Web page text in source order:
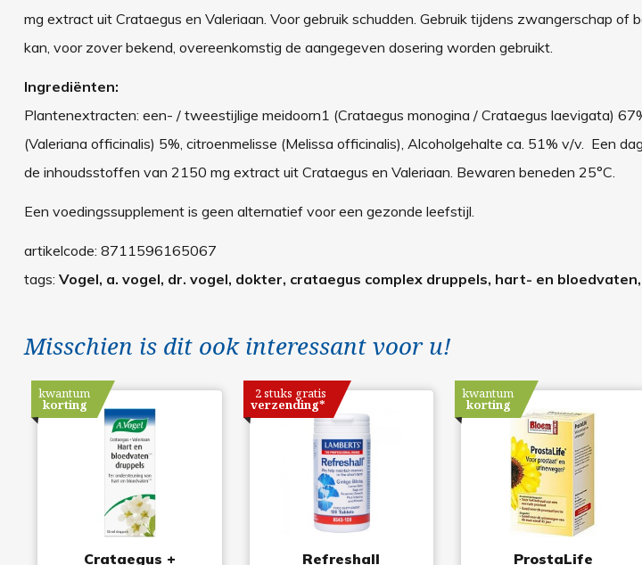
mg extract uit Crataegus en Valeriaan. Voor gebruik schudden. Gebruik tijdens zwangerschap of
kan, voor zover bekend, overeenkomstig de aangegeven dosering worden gebruikt.
Ingrediënten:
Plantenextracten: een- / tweestijlige meidoorn1 (Crataegus monogina / Crataegus laevigata)
(Valeriana officinalis) 5%, citroenmelisse (Melissa officinalis), Alcoholgehalte ca. 51% v/v. Een
de inhoudsstoffen van 2150 mg extract uit Crataegus en Valeriaan. Bewaren beneden 25°C.
Een voedingssupplement is geen alternatief voor een gezonde leefstijl.
artikelcode: 8711596165067
tags: Vogel, a. vogel, dr. vogel, dokter, crataegus complex druppels, hart- en
Misschien is dit ook interessant voor u!
Crataegus +
kwantum
korting
Refreshall
2 stuks gratis
verzending*
ProstaLife
kwantum
korting